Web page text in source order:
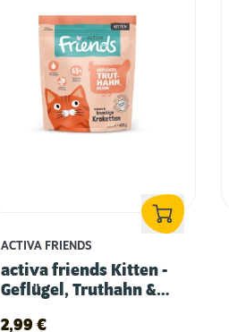
ACTIVA FRIENDS
activa friends Kitten -
Geflügel, Truthahn &
2,99 €